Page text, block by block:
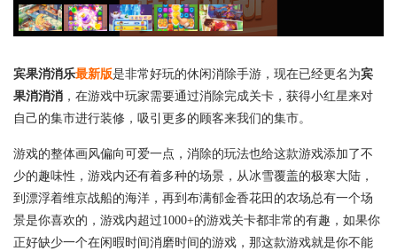
宾果消消乐最新版是非常好玩的休闲消除手游，现在已经更名为宾
果消消消 ，在游戏中玩家需要通过消除完成关卡，获得小红星来对
自己的集市进行装修，吸引更多的顾客来我们的集市。
游戏的整体画风偏向可爱一点，消除的玩法也给这款游戏添加了不
少的趣味性，游戏内还有着多种的场景，从冰雪覆盖的极寒大陆，
到漂浮着维京战船的海洋，再到布满郁金香花田的农场总有一个场
景是你喜欢的，游戏内超过1000+的游戏关卡都非常的有趣，如果你
正好缺少一个在闲暇时间消磨时间的游戏，那这款游戏就是你不能